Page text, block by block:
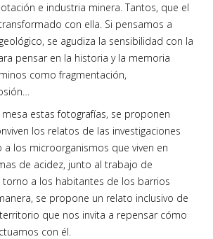
e industria minera. Tantos, que el
con ella. Si pensamos a
se agudiza la sensibilidad con la
pensar en la historia y la memoria
como fragmentación,
estas fotografías, se proponen
los relatos de las investigaciones
a los microorganismos que viven en
de acidez, junto al trabajo de
a los habitantes de los barrios
se propone un relato inclusivo de
que nos invita a repensar cómo
con él.